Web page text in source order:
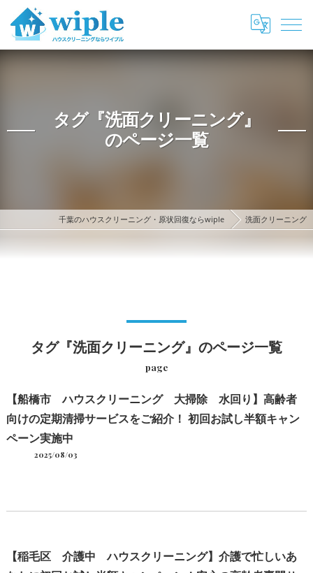
タグ『洗面クリーニング』
のページ一覧
千葉のハウスクリーニング・原状回復ならwiple 洗面クリーニング
タグ『洗面クリーニング』のページ一覧
page
【船橋市 ハウスクリーニング 大掃除 水回り】高齢者
向けの定期清掃サービスをご紹介！ 初回お試し半額キャン
ペーン実施中
2025/08/03
【稲毛区 介護中 ハウスクリーニング】介護で忙しいあ